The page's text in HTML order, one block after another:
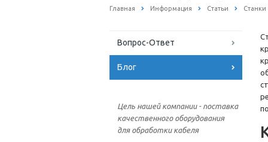
Главная Информация Статьи
Вопрос-Ответ
Блог
Цель нашей компании - поставка
качественного оборудования
для обработки кабеля